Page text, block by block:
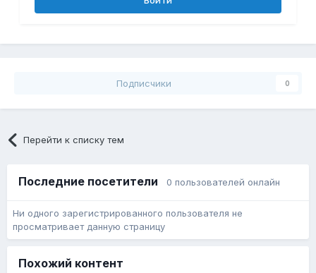
Подписчики 0
Перейти к списку тем
Последние посетители 0 пользователей онлайн
Ни одного зарегистрированного пользователя не
просматривает данную страницу
Похожий контент